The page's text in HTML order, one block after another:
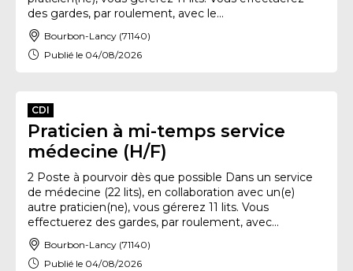
des gardes, par roulement, avec le...
Bourbon-Lancy (71140)
Publié le 04/08/2026
CDI
Praticien à mi-temps service
médecine (H/F)
2 Poste à pourvoir dès que possible Dans un service
de médecine (22 lits), en collaboration avec un(e)
autre praticien(ne), vous gérerez 11 lits. Vous
effectuerez des gardes, par roulement, avec...
Bourbon-Lancy (71140)
Publié le 04/08/2026